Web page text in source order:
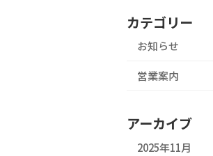
カテゴリー
お知らせ
営業案内
アーカイブ
2025年11月